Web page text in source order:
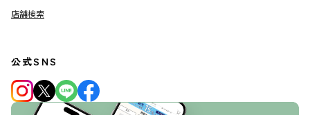
店舗検索
公式SNS